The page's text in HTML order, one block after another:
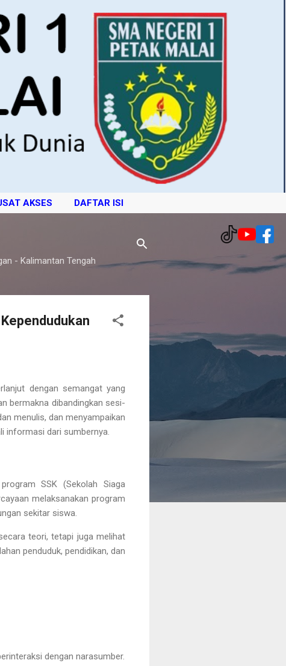
AKSES DAFTAR ISI
- Kalimantan Tengah
dengan semangat yang
bermakna dibandingkan sesi-
menulis, dan menyampaikan
informasi dari sumbernya
programSSK (Sekolah Siaga
melaksanakan program
sekitar siswa.
teori, tetapi juga melihat
penduduk, pendidikan, dan
dengan narasumber.